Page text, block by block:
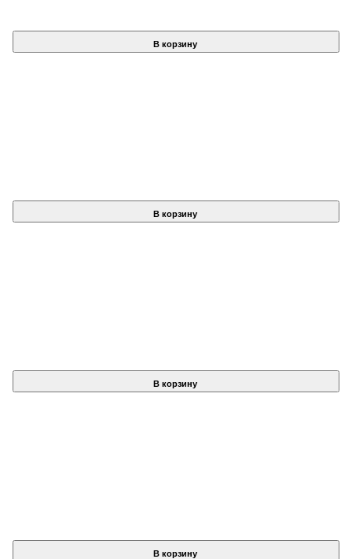
В корзину
В корзину
В корзину
В корзину